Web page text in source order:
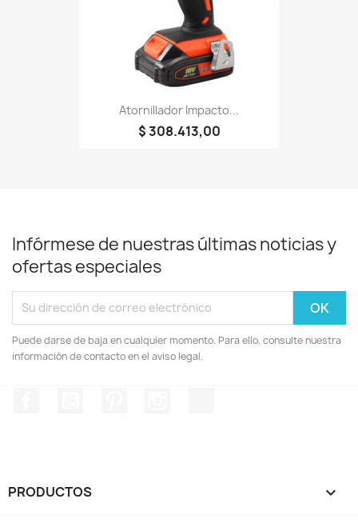
Atornillador Impacto...
$ 308.413,00
Infórmese de nuestras últimas noticias y
ofertas especiales
Puede darse de baja en cualquier momento. Para ello, consulte nuestra
información de contacto en el aviso legal.
PRODUCTOS 